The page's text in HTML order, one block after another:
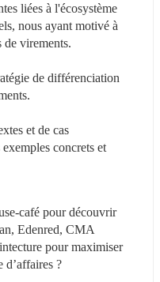
liées à l'écosystème
nous ayant motivé à
de virements.
de différenciation
et de cas
concrets et
café pour découvrir
Edenred, CMA
pour maximiser
d’affaires ?